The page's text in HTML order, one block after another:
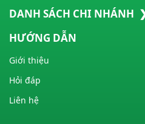
DANH SÁCH CHI NHÁNH
HƯỚNG DẪN
Giới thiệu
Hỏi đáp
Liên hệ